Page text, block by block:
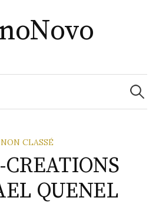
NON CLASSÉ
QUENEL